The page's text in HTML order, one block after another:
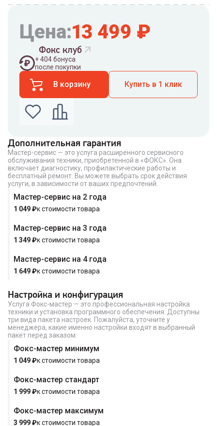
Цена:13 499 ₽
Фокс клуб
+404бонуса
после покупки
В корзину Купить в 1 клик
Введите номер телефона по которому можно
связаться с вами
Номер телефона
Купить в 1 клик
Дополнительная гарантия
Мастер-сервис — это услуга расширенного сервисного
обслуживания техники, приобретенной в «ФОКС». Она
включает диагностику, профилактические работы и
бесплатный ремонт. Вы можете выбрать срок действия
услуги, в зависимости от ваших предпочтений.
Мастер-сервис на 2 года
1 049₽к стоимости товара
Мастер-сервис на 3 года
1 349₽к стоимости товара
Мастер-сервис на 4 года
1 649₽к стоимости товара
Настройка и конфигурация
Услуга Фокс-мастер — это профессиональная настройка
техники и установка программного обеспечения. Доступны
три вида пакета настроек. Пожалуйста, уточните у
менеджера, какие именно настройки входят в выбранный
пакет перед заказом.
Фокс-мастер минимум
1 049₽к стоимости товара
Фокс-мастер стандарт
1 999₽к стоимости товара
Фокс-мастер максимум
3 999₽к стоимости товара